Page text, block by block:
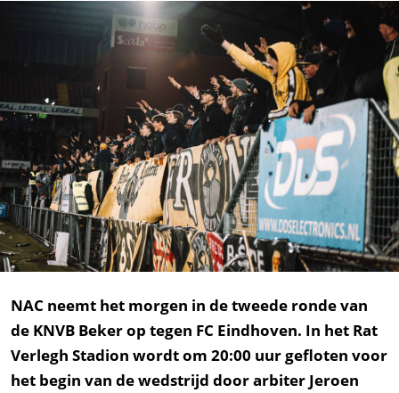
NAC neemt het morgen in de tweede ronde van
de KNVB Beker op tegen FC Eindhoven. In het Rat
Verlegh Stadion wordt om 20:00 uur gefloten voor
het begin van de wedstrijd door arbiter Jeroen